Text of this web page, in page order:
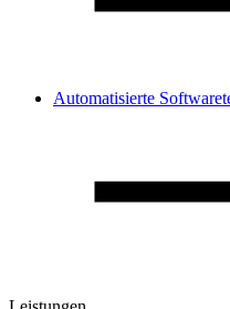
Automatisierte